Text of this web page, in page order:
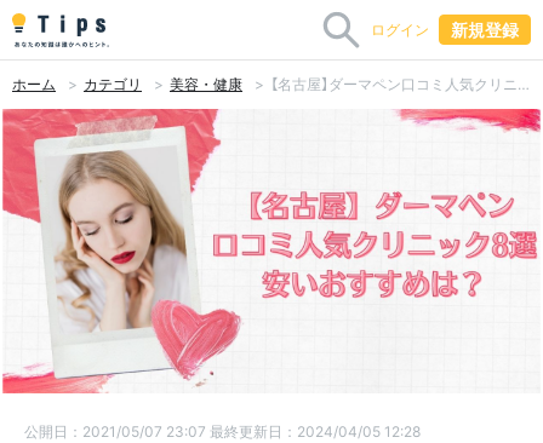
ログイン 新規登録
ホーム カテゴリ 美容・健康 【名古屋】ダーマペン口コミ人気クリニック8選！安いおすすめはここ
公開日：2021/05/07 23:07 最終更新日：2024/04/05 12:28